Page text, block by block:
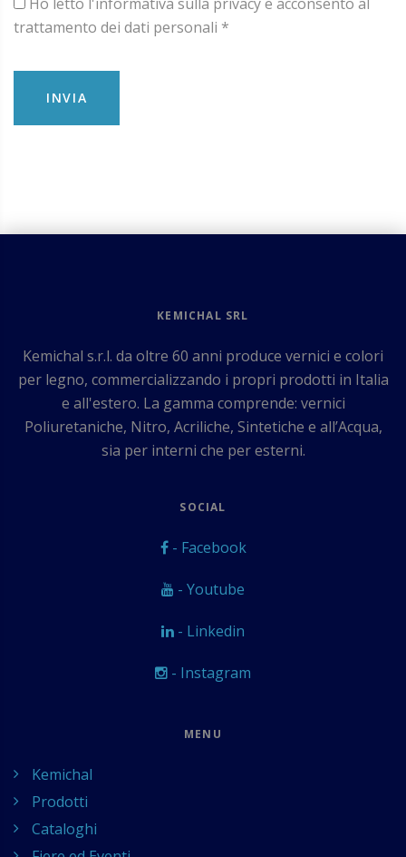
trattamento dei dati personali *
INVIA
KEMICHAL SRL
Kemichal s.r.l. da oltre 60 anni produce vernici e colori
per legno, commercializzando i propri prodotti in Italia
e all'estero. La gamma comprende: vernici
Poliuretaniche, Nitro, Acriliche, Sintetiche e all’Acqua,
sia per interni che per esterni.
SOCIAL
- Facebook
- Youtube
- Linkedin
- Instagram
MENU
Kemichal
Prodotti
Cataloghi